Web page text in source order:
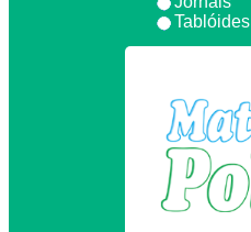
Tablóides